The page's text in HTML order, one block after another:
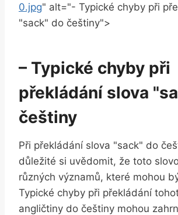
0.jpg" alt="- Typické chyby při
"sack" do češtiny">
– Typické chyby při
překládání slova
češtiny
Při překládání slova "sack" do
důležité si uvědomit, že toto
různých významů, které mohou
Typické chyby při překládání
angličtiny do češtiny mohou